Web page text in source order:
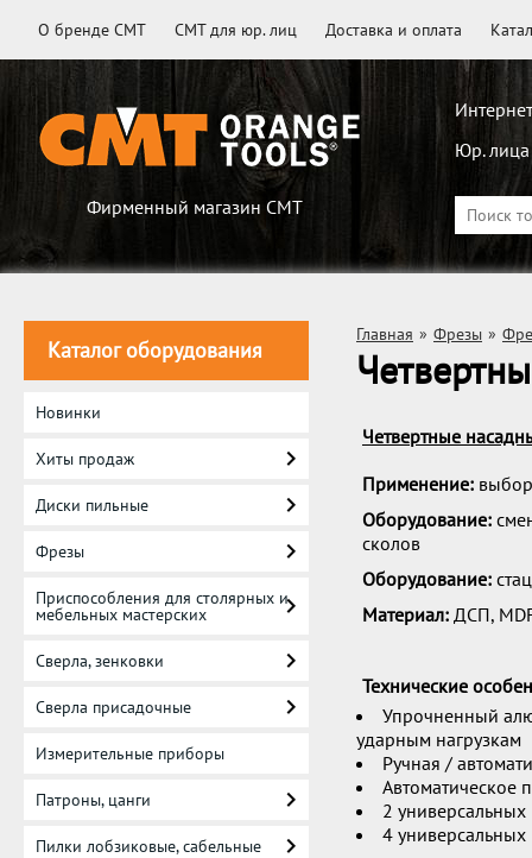
О бренде CMT CMT для юр. лиц Доставка и оплата
Фирменный магазин CMT
Юр. лица
Каталог оборудования
Новинки
Хиты продаж
Диски пильные
Фрезы
Приспособления для столярных и
мебельных мастерских
Сверла, зенковки
Сверла присадочные
Измерительные приборы
Патроны, цанги
Пилки лобзиковые, сабельные
Главная » Фрезы »
Четвертные
Применение:
Оборудование:
сколов
Оборудование:
Материал: ДСП,
Технические
Упрочненный
ударным нагрузкам
Ручная /
Автоматическое
2
4